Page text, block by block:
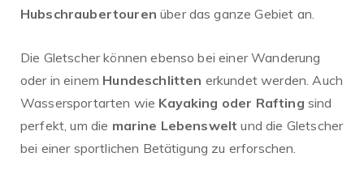
Hubschraubertouren über das ganze Gebiet an.
Die Gletscher können ebenso bei einer Wanderung
oder in einem Hundeschlitten erkundet werden. Auch
Wassersportarten wie Kayaking oder Rafting sind
perfekt, um die marine Lebenswelt und die Gletscher
bei einer sportlichen Betätigung zu erforschen.